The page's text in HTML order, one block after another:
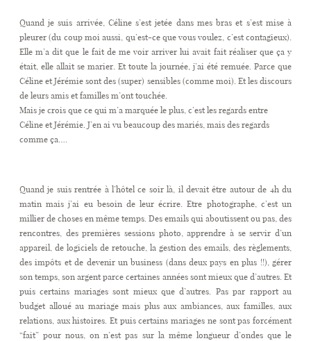
Quand je suis arrivée, Céline s’est jetée dans mes bras et s’est mise à
pleurer (du coup moi aussi, qu’est-ce que vous voulez, c’est contagieux).
Elle m’a dit que le fait de me voir arriver lui avait fait réaliser que ça y
était, elle allait se marier. Et toute la journée, j’ai été remuée. Parce que
Céline et Jérémie sont des (super) sensibles (comme moi). Et les discours
de leurs amis et familles m’ont touchée.
Mais je crois que ce qui m’a marquée le plus, c’est les regards entre
Céline et Jérémie. J’en ai vu beaucoup des mariés, mais des regards
comme ça….
Quand je suis rentrée à l’hôtel ce soir là, il devait être autour de 4h du
matin mais j’ai eu besoin de leur écrire. Etre photographe, c’est un
millier de choses en même temps. Des emails qui aboutissent ou pas, des
rencontres, des premières sessions photo, apprendre à se servir d’un
appareil, de logiciels de retouche, la gestion des emails, des règlements,
des impôts et de devenir un business (dans deux pays en plus !!), gérer
son temps, son argent parce certaines années sont mieux que d’autres. Et
puis certains mariages sont mieux que d’autres. Pas par rapport au
budget alloué au mariage mais plus aux ambiances, aux familles, aux
relations, aux histoires. Et puis certains mariages ne sont pas forcément
“fait” pour nous, on n’est pas sur la même longueur d’ondes que le